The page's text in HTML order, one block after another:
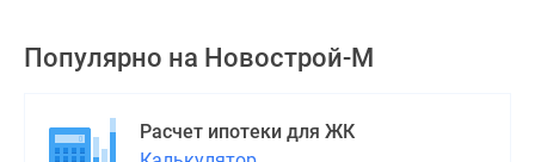
Коттеджные
Популярно на Новострой-М
Расчет ипотеки для ЖК